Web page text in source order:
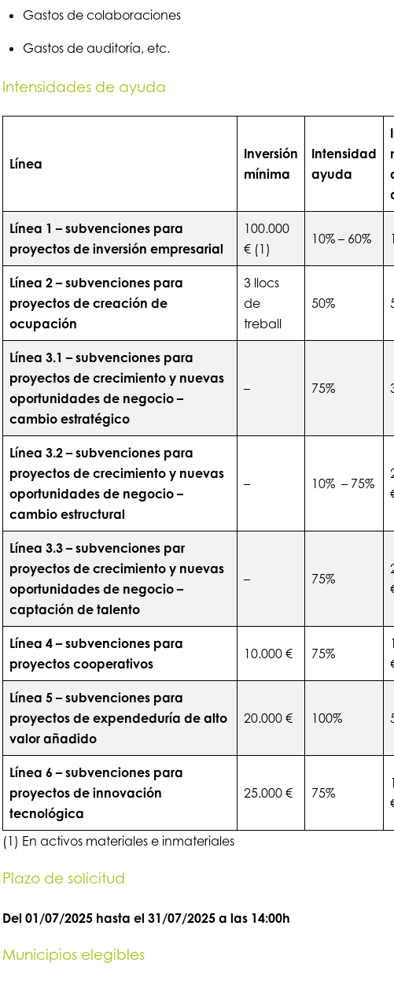
Gastos de colaboraciones
Gastos de auditoría, etc.
Intensidades de ayuda
Línea
Inversión
mínima
Intensidad
ayuda
Línea 1 – subvenciones para
proyectos de inversión empresarial
100.000
€ (1)
10% – 60%
Línea 2 – subvenciones para
proyectos de creación de
ocupación
3 llocs
de
treball
50%
Línea 3.1 – subvenciones para
proyectos de crecimiento y nuevas
oportunidades de negocio –
cambio estratégico
– 75%
Línea 3.2 – subvenciones para
proyectos de crecimiento y nuevas
oportunidades de negocio –
cambio estructural
– 10% – 75%
Línea 3.3 – subvenciones par
proyectos de crecimiento y nuevas
oportunidades de negocio –
captación de talento
– 75%
Línea 4 – subvenciones para
proyectos cooperativos
10.000 € 75%
Línea 5 – subvenciones para
proyectos de expendeduría de alto
valor añadido
20.000 € 100%
Línea 6 – subvenciones para
proyectos de innovación
tecnológica
25.000 € 75%
(1) En activos materiales e inmateriales
Plazo de solicitud
Del 01/07/2025 hasta el 31/07/2025 a las 14:00h
Municipios elegibles